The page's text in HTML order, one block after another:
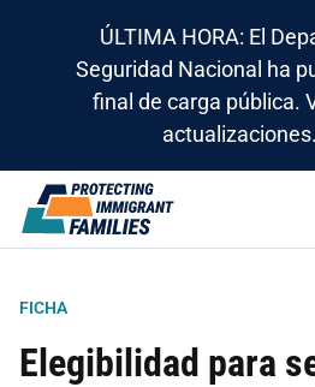
ÚLTIMA HORA: El
Seguridad Nacional ha
final de carga pública.
actualizaciones.
FICHA
Elegibilidad para